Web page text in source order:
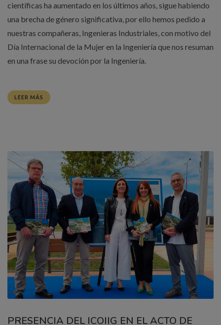
científicas ha aumentado en los últimos años, sigue habiendo
una brecha de género significativa, por ello hemos pedido a
nuestras compañeras, Ingenieras Industriales, con motivo del
Día Internacional de la Mujer en la Ingeniería que nos resuman
en una frase su devoción por la Ingeniería.
LEER MÁS
PRESENCIA DEL ICOIIG EN EL ACTO DE